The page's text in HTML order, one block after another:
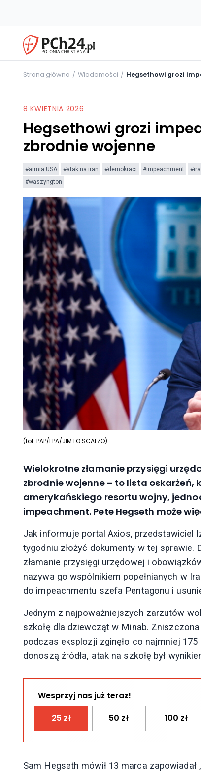
Strona główna Wiadomości Hegsethowi grozi
8 KWIETNIA 2026
Hegsethowi grozi
zbrodnie wojenne
#armia USA #atak na iran #demokraci #impeachment
#waszyngton
(fot. PAP/EPA/JIM LO SCALZO)
Wielokrotne złamanie przysięgi
zbrodnie wojenne – to lista oskarżeń,
amerykańskiego resortu wojny,
impeachment. Pete Hegseth może
Jak informuje portal Axios, przedstawiciel
tygodniu złożyć dokumenty w tej
złamanie przysięgi urzędowej i
nazywa go wspólnikiem popełnianych w
do impeachmentu szefa Pentagonu i
Jednym z najpoważniejszych zarzutów
szkołę dla dziewcząt w Minab.
podczas eksplozji zginęło co najmniej
donoszą źródła, atak na szkołę był
Wesprzyj nas już teraz!
25 zł 50 zł 100 zł
Sam Hegseth mówił 13 marca zapowiadał